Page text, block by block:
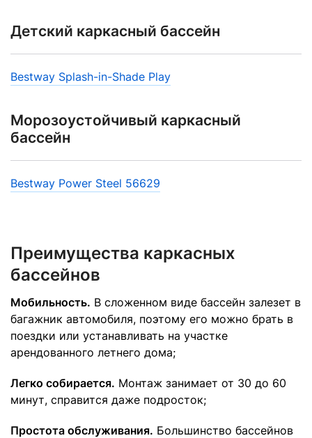
Детский каркасный бассейн
Bestway Splash-in-Shade Play
Морозоустойчивый каркасный
бассейн
Bestway Power Steel 56629
Преимущества каркасных
бассейнов
Мобильность. В сложенном виде бассейн залезет в
багажник автомобиля, поэтому его можно брать в
поездки или устанавливать на участке
арендованного летнего дома;
Легко собирается. Монтаж занимает от 30 до 60
минут, справится даже подросток;
Простота обслуживания. Большинство бассейнов